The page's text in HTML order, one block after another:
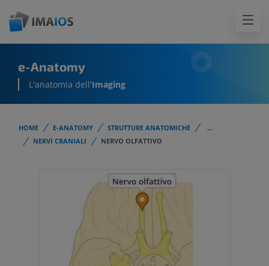
e-Anatomy
L'anatomia dell'Imaging
HOME E-ANATOMY STRUTTURE ANATOMICHE
...
NERVI CRANIALI
NERVO OLFATTIVO